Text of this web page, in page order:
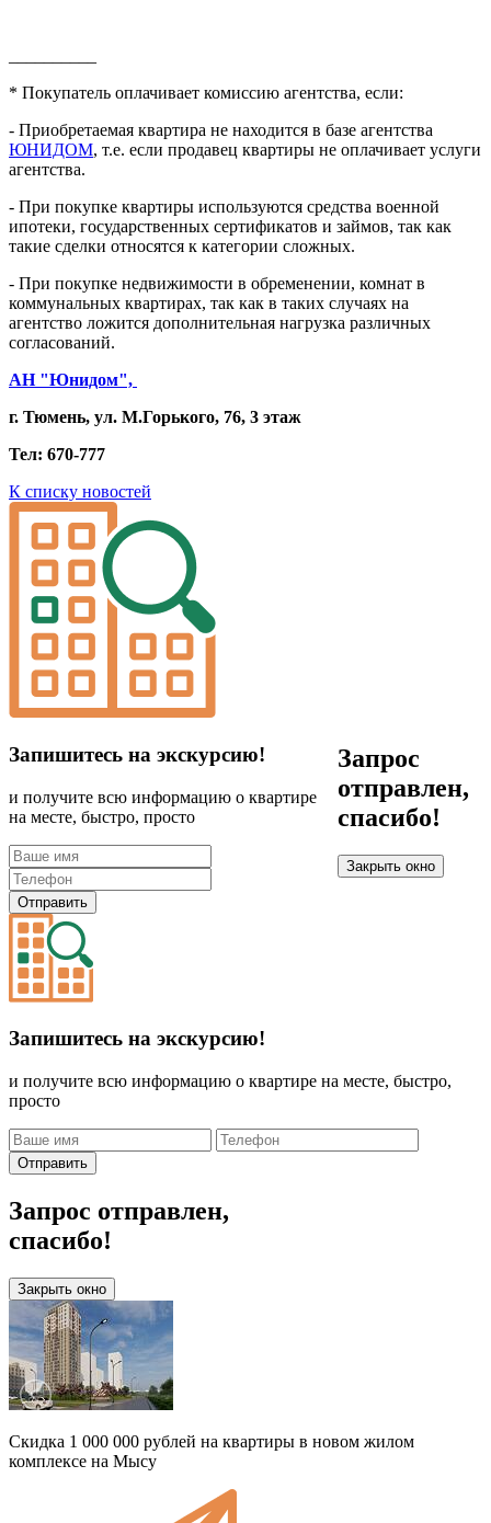
* Покупатель оплачивает комиссию агентства, если:
- Приобретаемая квартира не находится в базе агентства
ЮНИДОМ, т.е. если продавец квартиры не оплачивает услуги
агентства.
- При покупке квартиры используются средства военной
ипотеки, государственных сертификатов и займов, так как
такие сделки относятся к категории сложных.
- При покупке недвижимости в обременении, комнат в
коммунальных квартирах, так как в таких случаях на
агентство ложится дополнительная нагрузка различных
согласований.
АН "Юнидом",
г. Тюмень, ул. М.Горького, 76, 3 этаж
Тел: 670-777
К списку новостей
Запишитесь на экскурсию!
и получите всю информацию о квартире
на месте, быстро, просто
Отправить
Запрос
отправлен,
спасибо!
Закрыть окно
Запишитесь на экскурсию!
и получите всю информацию о квартире на месте, быстро,
просто
Отправить
Запрос отправлен,
спасибо!
Закрыть окно
Скидка 1 000 000 рублей на квартиры в новом жилом
комплексе на Мысу